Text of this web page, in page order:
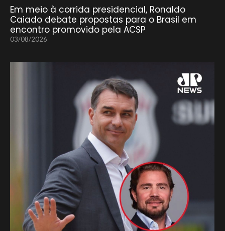
Em meio à corrida presidencial, Ronaldo
Caiado debate propostas para o Brasil em
encontro promovido pela ACSP
03/08/2026